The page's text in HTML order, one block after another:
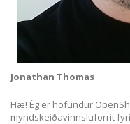
Jonathan Thomas
Hæ! Ég er höfundur
myndskeiðavinnsluforrit